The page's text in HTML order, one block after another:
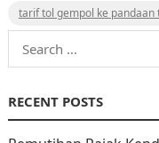
tarif tol gempol ke pandaan
Search
for:
RECENT POSTS